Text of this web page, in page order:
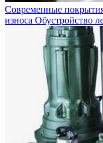
Современные
износа Обустройство